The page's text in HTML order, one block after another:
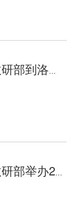
公共体育教研部到洛阳职业技术学院进行应急救护培训
公共体育教研部举办2023年应急救护培训班